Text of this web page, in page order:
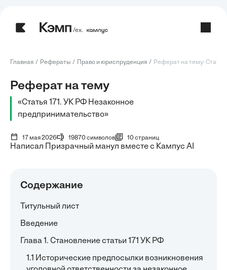
/ех.
Главная Рефераты Право и юриспруденция Реферат на тему:
Реферат на тему
«Статья 171. УК РФ Незаконное
предпринимательство»
17 мая 2026 19870 символов 10 страниц
Написал Призрачный манул вместе с Кампус AI
Содержание
Титульный лист
Введение
Глава 1. Становление статьи 171 УК РФ
1.1 Исторические предпосылки возникновения